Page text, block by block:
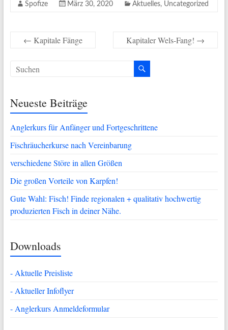
Spofize März 30, 2020 Aktuelles, Uncategorized
← Kapitale Fänge Kapitaler Wels-Fang! →
Neueste Beiträge
Anglerkurs für Anfänger und Fortgeschrittene
Fischräucherkurse nach Vereinbarung
verschiedene Störe in allen Größen
Die großen Vorteile von Karpfen!
Gute Wahl: Fisch! Finde regionalen + qualitativ hochwertig
produzierten Fisch in deiner Nähe.
Downloads
- Aktuelle Preisliste
- Aktueller Infoflyer
- Anglerkurs Anmeldeformular